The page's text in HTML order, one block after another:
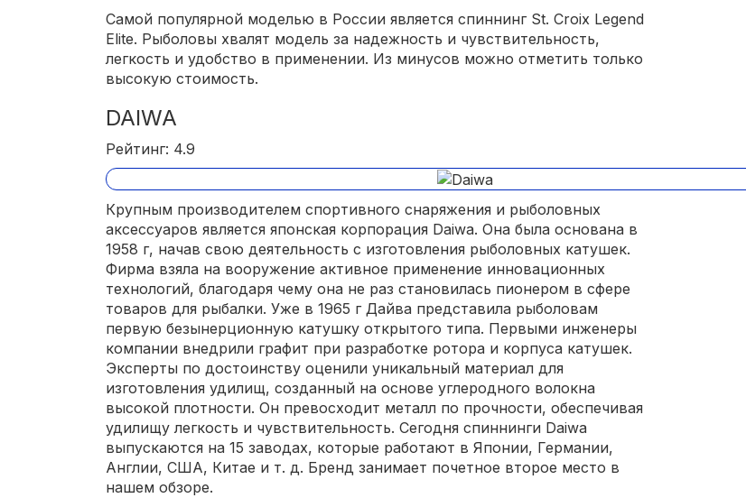
Самой популярной моделью в России является спиннинг St. Croix Legend
Elite. Рыболовы хвалят модель за надежность и чувствительность,
легкость и удобство в применении. Из минусов можно отметить только
высокую стоимость.
DAIWA
Рейтинг: 4.9
Крупным производителем спортивного снаряжения и рыболовных
аксессуаров является японская корпорация Daiwa. Она была основана в
1958 г, начав свою деятельность с изготовления рыболовных катушек.
Фирма взяла на вооружение активное применение инновационных
технологий, благодаря чему она не раз становилась пионером в сфере
товаров для рыбалки. Уже в 1965 г Дайва представила рыболовам
первую безынерционную катушку открытого типа. Первыми инженеры
компании внедрили графит при разработке ротора и корпуса катушек.
Эксперты по достоинству оценили уникальный материал для
изготовления удилищ, созданный на основе углеродного волокна
высокой плотности. Он превосходит металл по прочности, обеспечивая
удилищу легкость и чувствительность. Сегодня спиннинги Daiwa
выпускаются на 15 заводах, которые работают в Японии, Германии,
Англии, США, Китае и т. д. Бренд занимает почетное второе место в
нашем обзоре.